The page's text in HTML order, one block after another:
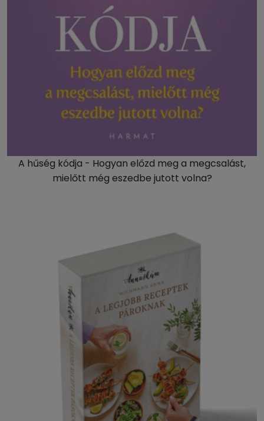
A hűség kódja - Hogyan előzd meg a megcsalást,
mielőtt még eszedbe jutott volna?